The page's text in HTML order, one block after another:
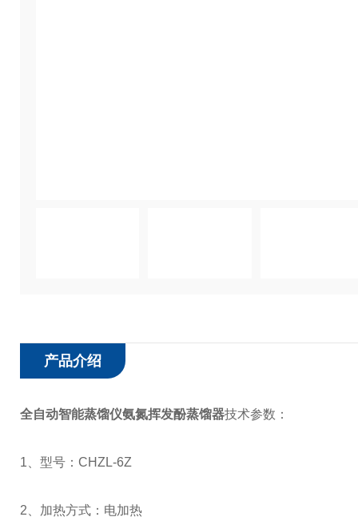
产品介绍
全自动智能蒸馏仪氨氮挥发酚蒸馏器技术参数：
1、型号：CHZL-6Z
2、加热方式：电加热